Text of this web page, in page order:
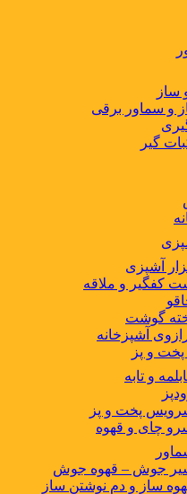
ساز
و سماور برقی
گیر
آشپزی
کفگیر و ملاقه
گوشت
آشپزخانه
و پز
و تابه
پخت و پز
چای و قهوه
جوش – قهوه جوش
ساز و دم نوشتن ساز